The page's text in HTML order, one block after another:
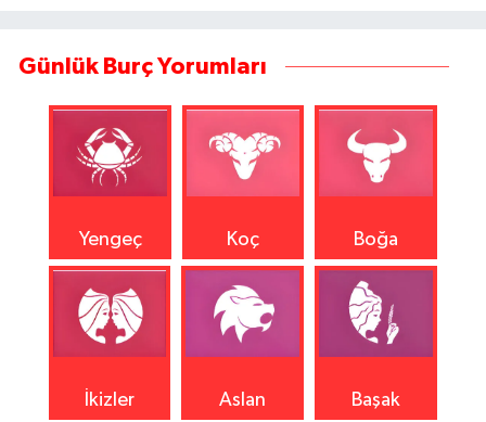
Günlük Burç Yorumları
Yengeç Koç Boğa
İkizler Aslan Başak